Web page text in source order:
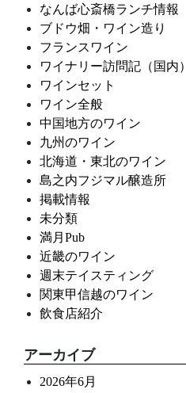
なんば心斎橋ランチ情報
ブドウ畑・ワイン造り
フランスワイン
ワイナリー訪問記（国内）
ワインセット
ワイン全般
中国地方のワイン
九州のワイン
北海道・東北のワイン
島之内フジマル醸造所
掲載情報
未分類
満月Pub
近畿のワイン
週末テイスティング
関東甲信越のワイン
飲食店紹介
アーカイブ
2026年6月